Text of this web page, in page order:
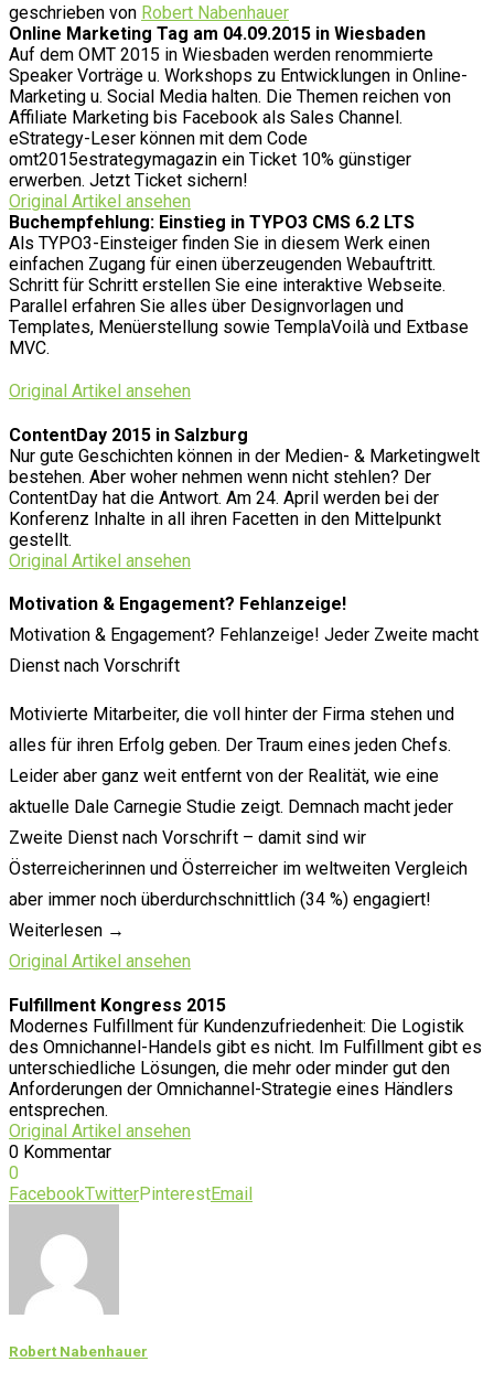
geschrieben von Robert Nabenhauer
Online Marketing Tag am 04.09.2015 in Wiesbaden
Auf dem OMT 2015 in Wiesbaden werden renommierte
Speaker Vorträge u. Workshops zu Entwicklungen in Online-
Marketing u. Social Media halten. Die Themen reichen von
Affiliate Marketing bis Facebook als Sales Channel.
eStrategy-Leser können mit dem Code
omt2015estrategymagazin ein Ticket 10% günstiger
erwerben. Jetzt Ticket sichern!
Original Artikel ansehen
Buchempfehlung: Einstieg in TYPO3 CMS 6.2 LTS
Als TYPO3-Einsteiger finden Sie in diesem Werk einen
einfachen Zugang für einen überzeugenden Webauftritt.
Schritt für Schritt erstellen Sie eine interaktive Webseite.
Parallel erfahren Sie alles über Designvorlagen und
Templates, Menüerstellung sowie TemplaVoilà und Extbase
MVC.
Original Artikel ansehen
ContentDay 2015 in Salzburg
Nur gute Geschichten können in der Medien- & Marketingwelt
bestehen. Aber woher nehmen wenn nicht stehlen? Der
ContentDay hat die Antwort. Am 24. April werden bei der
Konferenz Inhalte in all ihren Facetten in den Mittelpunkt
gestellt.
Original Artikel ansehen
Motivation & Engagement? Fehlanzeige!
Motivation & Engagement? Fehlanzeige! Jeder Zweite macht
Dienst nach Vorschrift
Motivierte Mitarbeiter, die voll hinter der Firma stehen und
alles für ihren Erfolg geben. Der Traum eines jeden Chefs.
Leider aber ganz weit entfernt von der Realität, wie eine
aktuelle Dale Carnegie Studie zeigt. Demnach macht jeder
Zweite Dienst nach Vorschrift – damit sind wir
Österreicherinnen und Österreicher im weltweiten Vergleich
aber immer noch überdurchschnittlich (34 %) engagiert!
Weiterlesen →
Original Artikel ansehen
Fulfillment Kongress 2015
Modernes Fulfillment für Kundenzufriedenheit: Die Logistik
des Omnichannel-Handels gibt es nicht. Im Fulfillment gibt es
unterschiedliche Lösungen, die mehr oder minder gut den
Anforderungen der Omnichannel-Strategie eines Händlers
entsprechen.
Original Artikel ansehen
0 Kommentar
0
FacebookTwitterPinterestEmail
Robert Nabenhauer